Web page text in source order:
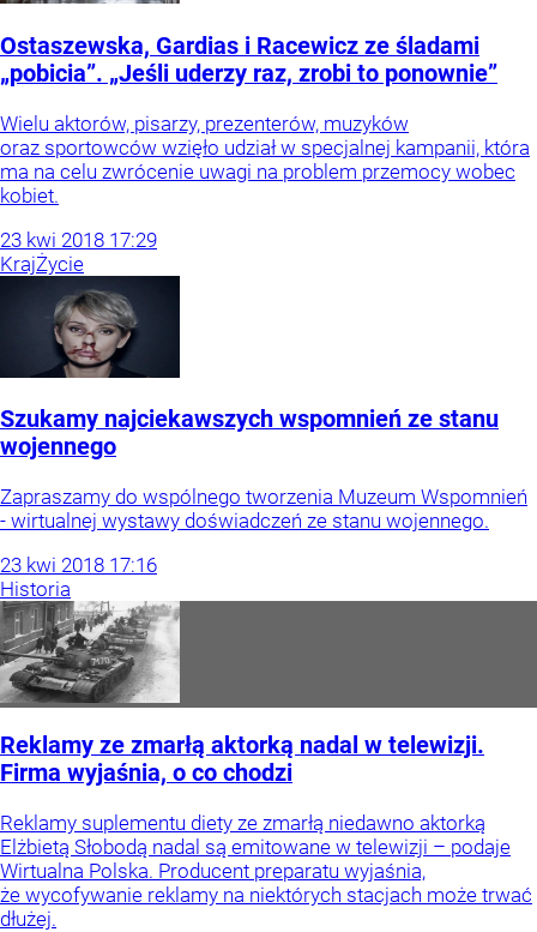
Ostaszewska, Gardias i Racewicz ze śladami
„pobicia”. „Jeśli uderzy raz, zrobi to ponownie”
Wielu aktorów, pisarzy, prezenterów, muzyków
oraz sportowców wzięło udział w specjalnej kampanii, która
ma na celu zwrócenie uwagi na problem przemocy wobec
kobiet.
23 kwi 2018 17:29
KrajŻycie
Szukamy najciekawszych wspomnień ze stanu
wojennego
Zapraszamy do wspólnego tworzenia Muzeum Wspomnień
- wirtualnej wystawy doświadczeń ze stanu wojennego.
23 kwi 2018 17:16
Historia
Reklamy ze zmarłą aktorką nadal w telewizji.
Firma wyjaśnia, o co chodzi
Reklamy suplementu diety ze zmarłą niedawno aktorką
Elżbietą Słobodą nadal są emitowane w telewizji – podaje
Wirtualna Polska. Producent preparatu wyjaśnia,
że wycofywanie reklamy na niektórych stacjach może trwać
dłużej.